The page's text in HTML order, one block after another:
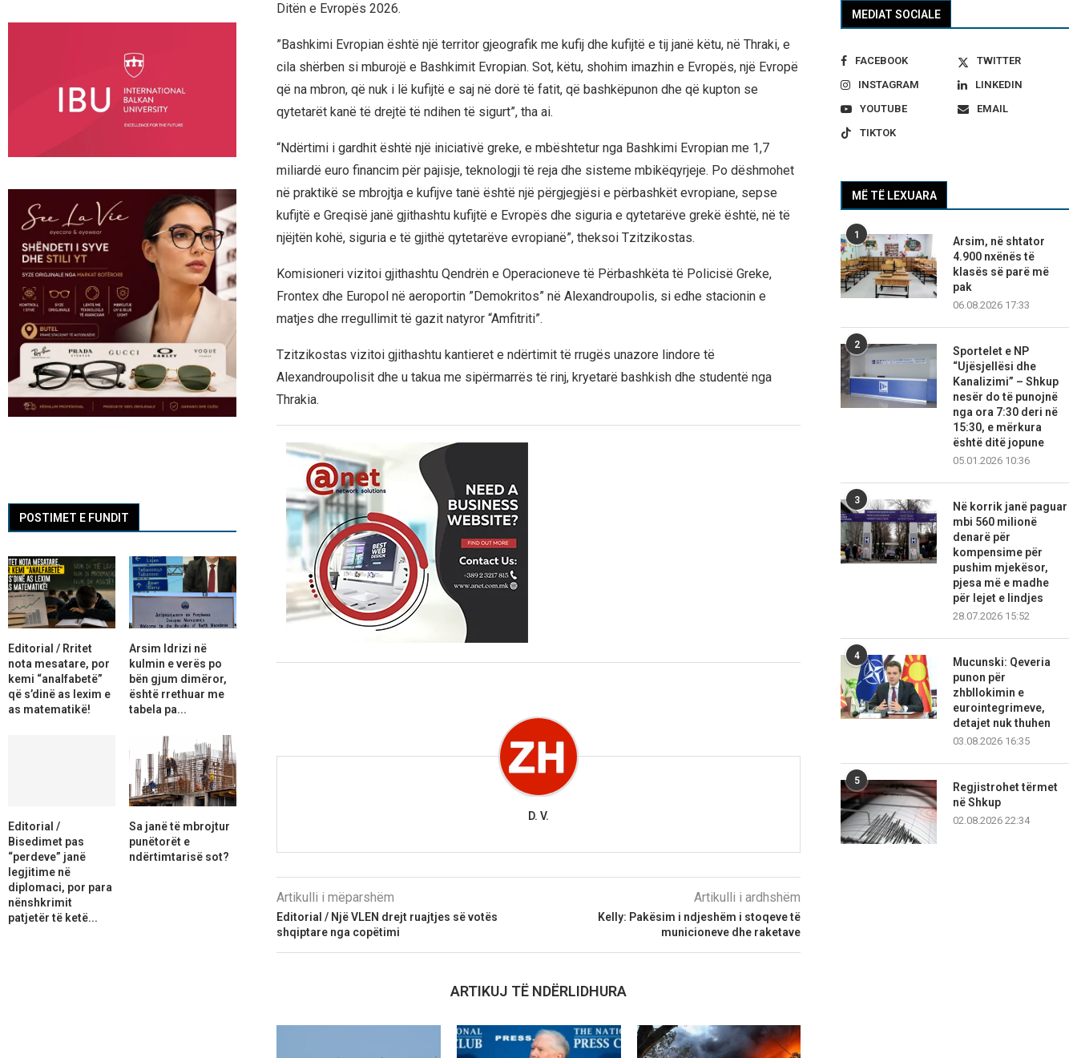
Ditën e Evropës 2026.
”Bashkimi Evropian është një territor gjeografik me kufij dhe kufijtë e tij janë këtu, në Thraki, e
cila shërben si mburojë e Bashkimit Evropian. Sot, këtu, shohim imazhin e Evropës, një Evropë
që na mbron, që nuk i lë kufijtë e saj në dorë të fatit, që bashkëpunon dhe që kupton se
qytetarët kanë të drejtë të ndihen të sigurt”, tha ai.
“Ndërtimi i gardhit është një iniciativë greke, e mbështetur nga Bashkimi Evropian me 1,7
miliardë euro financim për pajisje, teknologji të reja dhe sisteme mbikëqyrjeje. Po dëshmohet
në praktikë se mbrojtja e kufijve tanë është një përgjegjësi e përbashkët evropiane, sepse
kufijtë e Greqisë janë gjithashtu kufijtë e Evropës dhe siguria e qytetarëve grekë është, në të
njëjtën kohë, siguria e të gjithë qytetarëve evropianë”, theksoi Tzitzikostas.
Komisioneri vizitoi gjithashtu Qendrën e Operacioneve të Përbashkëta të Policisë Greke,
Frontex dhe Europol në aeroportin ”Demokritos” në Alexandroupolis, si edhe stacionin e
matjes dhe rregullimit të gazit natyror “Amfitriti”.
Tzitzikostas vizitoi gjithashtu kantieret e ndërtimit të rrugës unazore lindore të
Alexandroupolisit dhe u takua me sipërmarrës të rinj, kryetarë bashkish dhe studentë nga
Thrakia.
D. V.
Artikulli i mëparshëm
Editorial / Një VLEN drejt ruajtjes së votës
shqiptare nga copëtimi
Artikulli i ardhshëm
Kelly: Pakësim i ndjeshëm i stoqeve të
municioneve dhe raketave
ARTIKUJ TË NDËRLIDHURA
MEDIAT SOCIALE
FACEBOOK
TWITTER
INSTAGRAM
LINKEDIN
YOUTUBE
EMAIL
TIKTOK
MË TË LEXUARA
1
Arsim, në shtator
4.900 nxënës të
klasës së parë më
pak
06.08.2026 17:33
2
Sportelet e NP
“Ujësjellësi dhe
Kanalizimi” – Shkup
nesër do të punojnë
nga ora 7:30 deri në
15:30, e mërkura
është ditë jopune
05.01.2026 10:36
3
Në korrik janë paguar
mbi 560 milionë
denarë për
kompensime për
pushim mjekësor,
pjesa më e madhe
për lejet e lindjes
28.07.2026 15:52
4
Mucunski: Qeveria
punon për
zhbllokimin e
eurointegrimeve,
detajet nuk thuhen
03.08.2026 16:35
5
Regjistrohet tërmet
në Shkup
02.08.2026 22:34
POSTIMET E FUNDIT
Editorial / Rritet
nota mesatare, por
kemi “analfabetë”
që s’dinë as lexim e
as matematikë!
Arsim Idrizi në
kulmin e verës po
bën gjum dimëror,
është rrethuar me
tabela pa...
Editorial /
Bisedimet pas
“perdeve” janë
legjitime në
diplomaci, por para
nënshkrimit
patjetër të ketë...
Sa janë të mbrojtur
punëtorët e
ndërtimtarisë sot?